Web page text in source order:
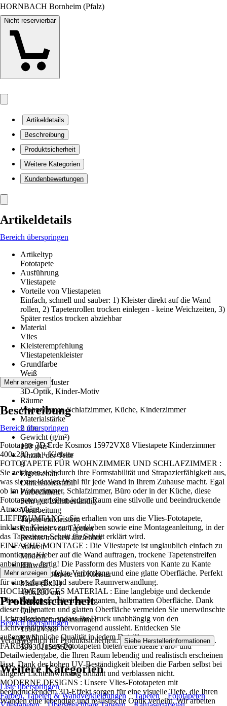
HORNBACH Bornheim (Pfalz)
Nicht reservierbar
Artikeldetails
Beschreibung
Produktsicherheit
Weitere Kategorien
Kundenbewertungen
Artikeldetails
Bereich überspringen
Artikeltyp
Fototapete
Ausführung
Vliestapete
Vorteile von Vliestapeten
Einfach, schnell und sauber: 1) Kleister direkt auf die Wand
rollen, 2) Tapetenrollen trocken einlegen - keine Weichzeiten, 3)
Später restlos trocken abziehbar
Material
Vlies
Kleisterempfehlung
Vliestapetenkleister
Grundfarbe
Weiß
Dekor / Muster
3D-Optik, Kinder-Motiv
Räume
Wohnzimmer, Schlafzimmer, Küche, Kinderzimmer
Materialstärke
2 mm
Gewicht (g/m²)
130 g/m²
Anzahl der Teile
8
Eigenschaft
Dimensionsstabil
Farbechtheit
Sehr gut Lichtbeständig
Verarbeitung
Tapete einkleistern
Entfernen von Tapeten
Restlos trocken abziehbar
Stilwelt
Modern
Hinweis
Vlies Fototapete mit Kleister
Maße (BxH)
400x280 cm
Format
Quer
Herstellerartikelnummer
15972VX8
EAN
5903011545629
Mehr anzeigen
Beschreibung
Bereich überspringen
Fototapete 3D Erde Kosmos 15972VX8 Vliestapete Kinderzimmer
400x280 cm + Kleister
FOTOTAPETE FÜR WOHNZIMMER UND SCHLAFZIMMER :
Sie zeichnen sich durch ihre Formstabilität und Strapazierfähigkeit aus,
was sie zur idealen Wahl für jede Wand in Ihrem Zuhause macht. Egal
ob im Wohnzimmer, Schlafzimmer, Büro oder in der Küche, diese
Fototapeten verleihen jedem Raum eine stilvolle und beeindruckende
Atmosphäre..
LIEFERUMFANG : Sie erhalten von uns die Vlies-Fototapete,
inklusive Kleister zum Verkleben sowie eine Montageanleitung, in der
das Tapezieren Schritt für Schritt erklärt wird.
EINFACHE MONTAGE : Die Vliestapete ist unglaublich einfach zu
montieren: Kleber auf die Wand auftragen, trockene Tapetenstreifen
anbringen – fertig! Die Passform des Musters von Kante zu Kante
sorgt für eine perfekte Verbindung und eine glatte Oberfläche. Perfekt
für eine schnelle und saubere Raumverwandlung.
HOCHWERTIGES MATERIAL : Eine langlebige und deckende
Vlies-Fototapete mit einer eleganten, halbmatten Oberfläche. Dank
dieser halbmatten und glatten Oberfläche vermeiden Sie unerwünschte
Lichtreflexionen, sodass Ihr Druck unabhängig von den
Lichtverhältnissen hervorragend aussieht. Entdecken Sie
außergewöhnliche Qualität in jedem Detail!
FARBEN : Unsere Fototapeten bieten eine ideale Farb- und
Detailwiedergabe, die Ihren Raum lebendig und realistisch erscheinen
lässt. Dank der hohen UV-Beständigkeit bleiben die Farben selbst bei
längerer Lichteinwirkung brillant und verblassen nicht.
MODERNE DESIGNS : Unsere Vlies-Fototapeten mit
beeindruckendem 3D-Effekt sorgen für eine visuelle Tiefe, die Ihren
Wänden eine lebendige und realistische Optik verleiht. Wir arbeiten
Mehr anzeigen
Produktsicherheit
Bereich überspringen
Verantwortlich für Produktsicherheit: Siehe Herstellerinformationen .
Weitere Kategorien
Liste überspringen
Farben, Tapeten & Wandverkleidungen
Tapeten
Fototapeten